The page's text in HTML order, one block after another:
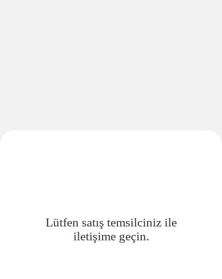
Lütfen satış temsilciniz ile
iletişime geçin.